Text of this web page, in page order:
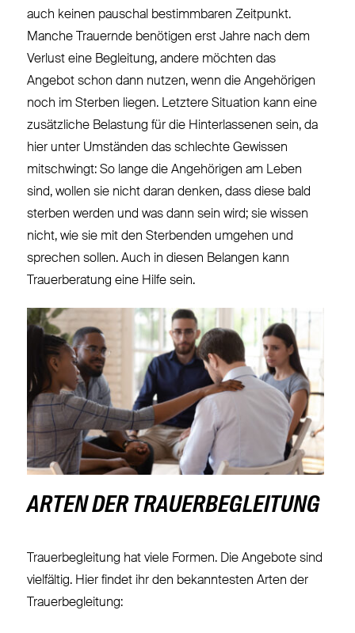
auch keinen pauschal bestimmbaren Zeitpunkt.
Manche Trauernde benötigen erst Jahre nach dem
Verlust eine Begleitung, andere möchten das
Angebot schon dann nutzen, wenn die Angehörigen
noch im Sterben liegen. Letztere Situation kann eine
zusätzliche Belastung für die Hinterlassenen sein, da
hier unter Umständen das schlechte Gewissen
mitschwingt: So lange die Angehörigen am Leben
sind, wollen sie nicht daran denken, dass diese bald
sterben werden und was dann sein wird; sie wissen
nicht, wie sie mit den Sterbenden umgehen und
sprechen sollen. Auch in diesen Belangen kann
Trauerberatung eine Hilfe sein.
ARTEN DER TRAUERBEGLEITUNG
Trauerbegleitung hat viele Formen. Die Angebote sind
vielfältig. Hier findet ihr den bekanntesten Arten der
Trauerbegleitung: